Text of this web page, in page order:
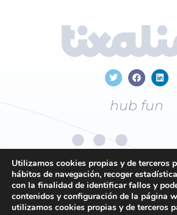
hub fun
+34 96 169 19 43
Utilizamos cookies propias y de terceros
hábitos de navegación, recoger
con la finalidad de identificar fallos y
contenidos y configuración de la página
utilizamos cookies propias y de terceros